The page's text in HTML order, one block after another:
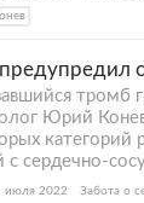
тромб
Юрий
категорий
с сердечно-
июля 2022
Забота о